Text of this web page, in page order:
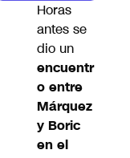
Horas
antes se
dio un
encuentr
o entre
Márquez
y Boric
en el